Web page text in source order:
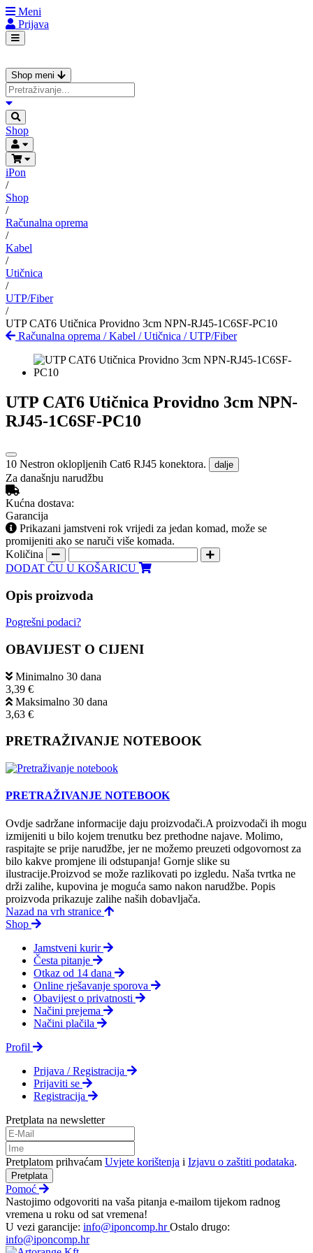
Meni
Prijava
Shop meni
Shop
iPon
/
Shop
/
Računalna oprema
/
Kabel
/
Utičnica
/
UTP/Fiber
/
UTP CAT6 Utičnica Providno 3cm NPN-RJ45-1C6SF-PC10
Računalna oprema /Kabel /Utičnica /UTP/Fiber
UTP CAT6 Utičnica Providno 3cm NPN-
RJ45-1C6SF-PC10
10 Nestron oklopljenih Cat6 RJ45 konektora. dalje
Za današnju narudžbu
Kućna dostava:
Garancija
Prikazani jamstveni rok vrijedi za jedan komad, može se
promijeniti ako se naruči više komada.
Količina
DODAT ĆU U KOŠARICU
Opis proizvoda
Pogrešni podaci?
OBAVIJEST O CIJENI
Minimalno 30 dana
3,39 €
Maksimalno 30 dana
3,63 €
PRETRAŽIVANJE NOTEBOOK
PRETRAŽIVANJE NOTEBOOK
Ovdje sadržane informacije daju proizvodači.A proizvodači ih mogu
izmijeniti u bilo kojem trenutku bez prethodne najave. Molimo,
raspitajte se prije narudžbe, jer ne možemo preuzeti odgovornost za
bilo kakve promjene ili odstupanja! Gornje slike su
ilustracije.Proizvod se može razlikovati po izgledu. Naša tvrtka ne
drži zalihe, kupovina je moguća samo nakon narudžbe. Popis
proizvoda prikazuje zalihe naših dobavljača.
Nazad na vrh stranice
Shop
Jamstveni kurir
Česta pitanje
Otkaz od 14 dana
Online rješavanje sporova
Obavijest o privatnosti
Načini prejema
Načini plačila
Profil
Prijava / Registracija
Prijaviti se
Registracija
Pretplata na newsletter
Pretplatom prihvaćam Uvjete korištenja i Izjavu o zaštiti podataka.
Pretplata
Pomoć
Nastojimo odgovoriti na vaša pitanja e-mailom tijekom radnog
vremena u roku od sat vremena!
U vezi garancije: info@iponcomp.hrOstalo drugo:
info@iponcomp.hr